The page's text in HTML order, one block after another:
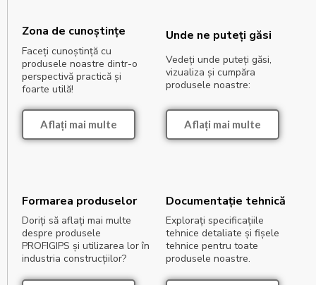
Zona de cunoștințe
Faceți cunoștință cu
produsele noastre dintr-o
perspectivă practică și
foarte utilă!
Aflați mai multe
Unde ne puteți găsi
Vedeți unde puteți găsi,
vizualiza și cumpăra
produsele noastre:
Aflați mai multe
Formarea produselor
Doriți să aflați mai multe
despre produsele
PROFIGIPS și utilizarea lor în
industria construcțiilor?
Documentație tehnică
Explorați specificațiile
tehnice detaliate și fișele
tehnice pentru toate
produsele noastre.